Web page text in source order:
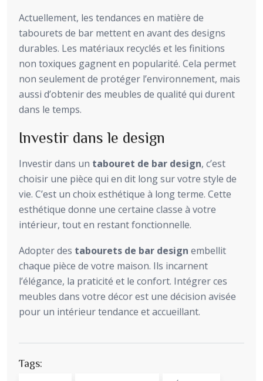
Actuellement, les tendances en matière de
tabourets de bar mettent en avant des designs
durables. Les matériaux recyclés et les finitions
non toxiques gagnent en popularité. Cela permet
non seulement de protéger l’environnement, mais
aussi d’obtenir des meubles de qualité qui durent
dans le temps.
Investir dans le design
Investir dans un tabouret de bar design, c’est
choisir une pièce qui en dit long sur votre style de
vie. C’est un choix esthétique à long terme. Cette
esthétique donne une certaine classe à votre
intérieur, tout en restant fonctionnelle.
Adopter des tabourets de bar design embellit
chaque pièce de votre maison. Ils incarnent
l’élégance, la praticité et le confort. Intégrer ces
meubles dans votre décor est une décision avisée
pour un intérieur tendance et accueillant.
Tags: